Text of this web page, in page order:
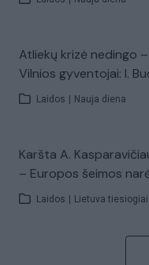
Atliekų krizė nedingo
Vilnios gyventojai: I.
Laidos Nauja diena
Karšta A.
– Europos šeimos
Laidos Lietuva tiesiogiai